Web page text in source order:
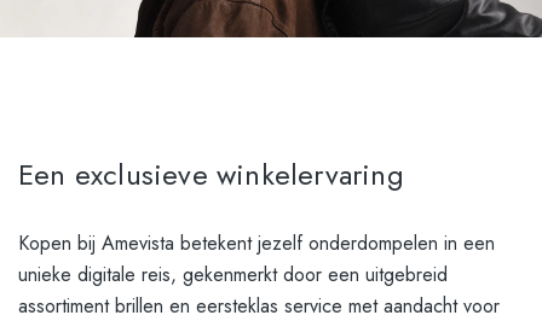
Een exclusieve winkelervaring
Kopen bij Amevista betekent jezelf onderdompelen in een
unieke digitale reis, gekenmerkt door een uitgebreid
assortiment brillen en eersteklas service met aandacht voor